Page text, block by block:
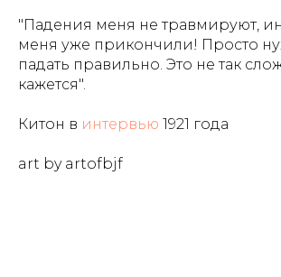
"Падения меня не травмируют,
меня уже прикончили! Просто
падать правильно. Это не так
кажется".
Китон в интервью 1921 года
art by artofbjf